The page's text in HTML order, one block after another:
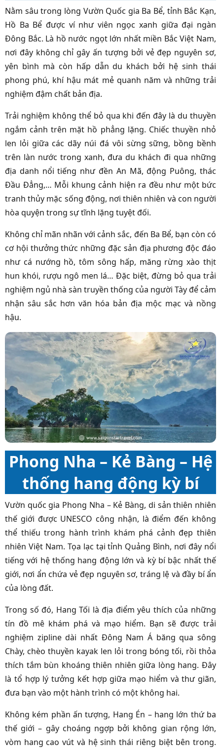
Nằm sâu trong lòng Vườn Quốc gia Ba Bể, tỉnh Bắc Kạn,
Hồ Ba Bể được ví như viên ngọc xanh giữa đại ngàn
Đông Bắc. Là hồ nước ngọt lớn nhất miền Bắc Việt Nam,
nơi đây không chỉ gây ấn tượng bởi vẻ đẹp nguyên sơ,
yên bình mà còn hấp dẫn du khách bởi hệ sinh thái
phong phú, khí hậu mát mẻ quanh năm và những trải
nghiệm đậm chất bản địa.
Trải nghiệm không thể bỏ qua khi đến đây là du thuyền
ngắm cảnh trên mặt hồ phẳng lặng. Chiếc thuyền nhỏ
len lỏi giữa các dãy núi đá vôi sừng sững, bồng bềnh
trên làn nước trong xanh, đưa du khách đi qua những
địa danh nổi tiếng như đền An Mã, động Puông, thác
Đầu Đẳng,… Mỗi khung cảnh hiện ra đều như một bức
tranh thủy mặc sống động, nơi thiên nhiên và con người
hòa quyện trong sự tĩnh lặng tuyệt đối.
Không chỉ mãn nhãn với cảnh sắc, đến Ba Bể, bạn còn có
cơ hội thưởng thức những đặc sản địa phương độc đáo
như cá nướng hồ, tôm sông hấp, măng rừng xào thịt
hun khói, rượu ngô men lá… Đặc biệt, đừng bỏ qua trải
nghiệm ngủ nhà sàn truyền thống của người Tày để cảm
nhận sâu sắc hơn văn hóa bản địa mộc mạc và nồng
hậu.
Phong Nha – Kẻ Bàng – Hệ
thống hang động kỳ bí
Vườn quốc gia Phong Nha – Kẻ Bàng, di sản thiên nhiên
thế giới được UNESCO công nhận, là điểm đến không
thể thiếu trong hành trình khám phá cảnh đẹp thiên
nhiên Việt Nam. Tọa lạc tại tỉnh Quảng Bình, nơi đây nổi
tiếng với hệ thống hang động lớn và kỳ bí bậc nhất thế
giới, nơi ẩn chứa vẻ đẹp nguyên sơ, tráng lệ và đầy bí ẩn
của lòng đất.
Trong số đó, Hang Tối là địa điểm yêu thích của những
tín đồ mê khám phá và mạo hiểm. Bạn sẽ được trải
nghiệm zipline dài nhất Đông Nam Á băng qua sông
Chày, chèo thuyền kayak len lỏi trong bóng tối, rồi thỏa
thích tắm bùn khoáng thiên nhiên giữa lòng hang. Đây
là tổ hợp lý tưởng kết hợp giữa mạo hiểm và thư giãn,
đưa bạn vào một hành trình có một không hai.
Không kém phần ấn tượng, Hang Én – hang lớn thứ ba
thế giới – gây choáng ngợp bởi không gian rộng lớn,
vòm hang cao vút và hệ sinh thái riêng biệt bên trong.